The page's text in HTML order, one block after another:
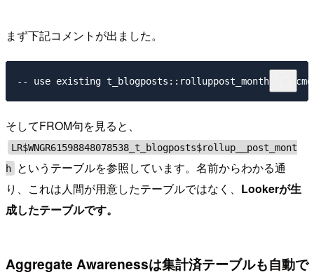
まず下記コメントが出ました。
そしてFROM句を見ると、
LR$WNGR61598848078538_t_blogposts$rollup__post_mont
h
というテーブルを参照しています。名前からわかる通
り、これは人間が用意したテーブルではなく、 Lookerが生
成したテーブルです。
Aggregate Awarenessは集計済テーブルも自動で